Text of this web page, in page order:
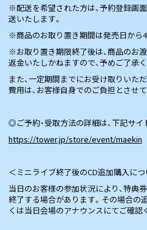
※配送を希望された方は、予約登録画
送いたします。
※商品のお取り置き期間は発売日から4
※お取り置き期限終了後は、商品のお
返金いたしかねますので、予めご了承く
また、一定期間までにお受け取りいた
費用は、お客様自身でのご負担とさせ
◎ご予約・受取方法の詳細は、下記サイ
https://tower.jp/store/event/maekin
＜ミニライブ終了後のCD追加購入に
当日のお客様の参加状況により、特典
終了する場合があります。その場合の
くは当日会場のアナウンスにてご確認